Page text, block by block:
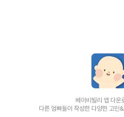
베이비빌리 앱 다운
다른 엄빠들이 작성한 다양한 고민